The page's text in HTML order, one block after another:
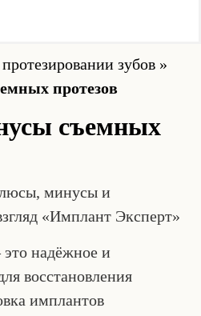
зубов »
протезов
съемных
минусы и
«Имплант Эксперт»
надёжное и
восстановления
имплантов